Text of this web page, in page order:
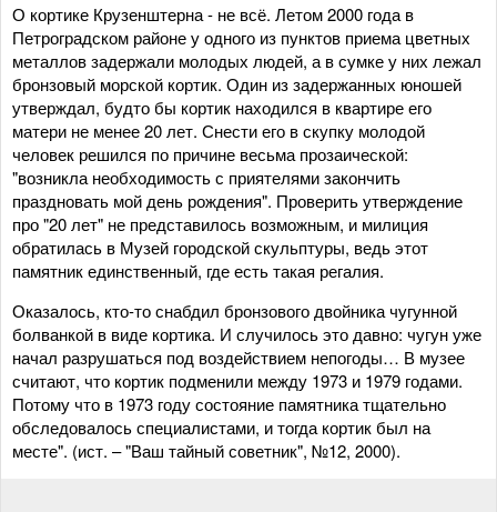
О кортике Крузенштерна - не всё. Летом 2000 года в
Петроградском районе у одного из пунктов приема цветных
металлов задержали молодых людей, а в сумке у них лежал
бронзовый морской кортик. Один из задержанных юношей
утверждал, будто бы кортик находился в квартире его
матери не менее 20 лет. Снести его в скупку молодой
человек решился по причине весьма прозаической:
"возникла необходимость с приятелями закончить
праздновать мой день рождения". Проверить утверждение
про "20 лет" не представилось возможным, и милиция
обратилась в Музей городской скульптуры, ведь этот
памятник единственный, где есть такая регалия.
Оказалось, кто-то снабдил бронзового двойника чугунной
болванкой в виде кортика. И случилось это давно: чугун уже
начал разрушаться под воздействием непогоды… В музее
считают, что кортик подменили между 1973 и 1979 годами.
Потому что в 1973 году состояние памятника тщательно
обследовалось специалистами, и тогда кортик был на
месте". (ист. – "Ваш тайный советник", №12, 2000).